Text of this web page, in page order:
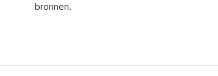
bronnen.